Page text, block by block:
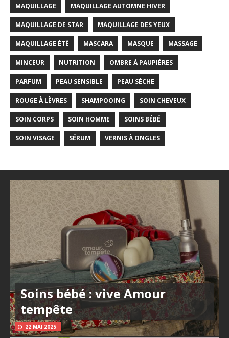
MAQUILLAGE MAQUILLAGE AUTOMNE HIVER
MAQUILLAGE DE STAR MAQUILLAGE DES YEUX
MAQUILLAGE ÉTÉ MASCARA MASQUE MASSAGE
MINCEUR NUTRITION OMBRE À PAUPIÈRES
PARFUM PEAU SENSIBLE PEAU SÈCHE
ROUGE À LÈVRES SHAMPOOING SOIN CHEVEUX
SOIN CORPS SOIN HOMME SOINS BÉBÉ
SOIN VISAGE SÉRUM VERNIS À ONGLES
Soins bébé : vive Amour
tempête
22 MAI 2025